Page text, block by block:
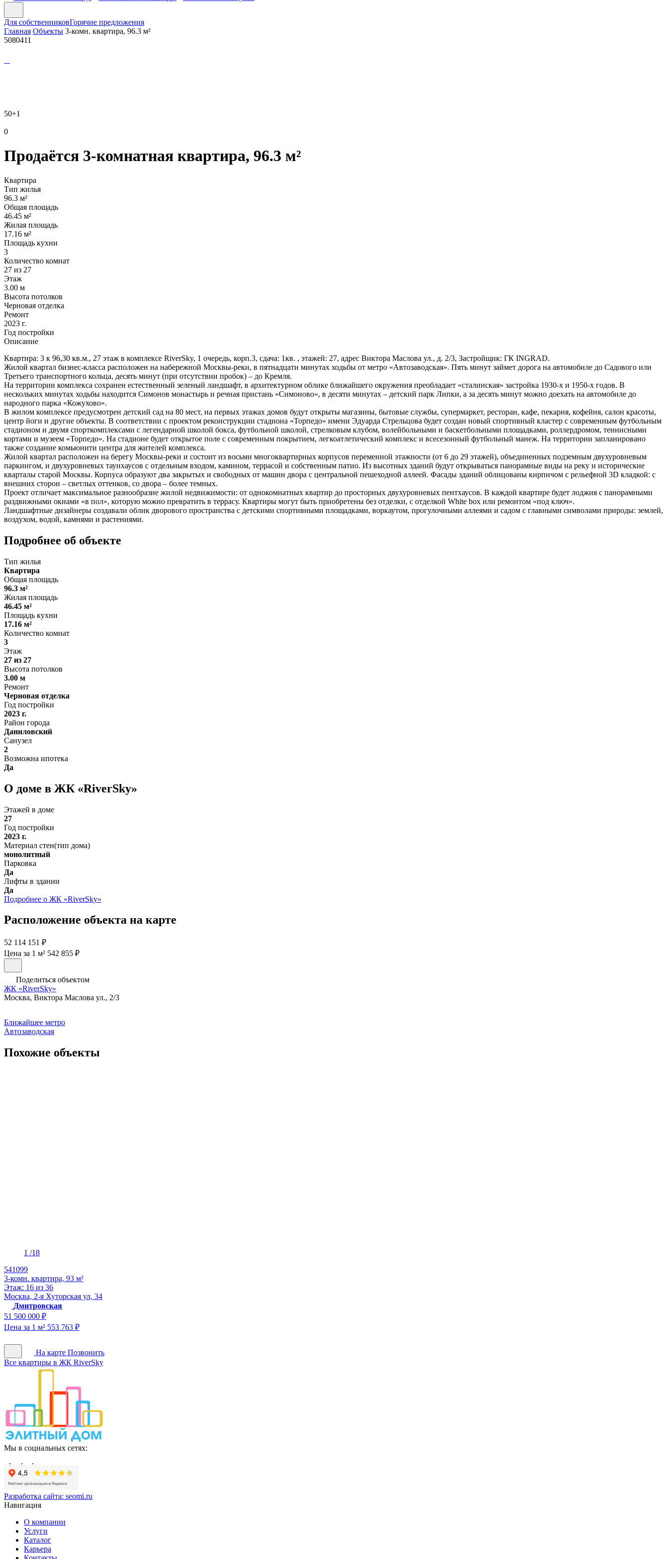
Для собственниковГорячие предложения
Главная Объекты 3-комн. квартира, 96.3 м²
5080411
50+1
0
Продаётся 3-комнатная квартира, 96.3 м²
Квартира
Тип жилья
96.3 м²
Общая площадь
46.45 м²
Жилая площадь
17.16 м²
Площадь кухни
3
Количество комнат
27 из 27
Этаж
3.00 м
Высота потолков
Черновая отделка
Ремонт
2023 г.
Год постройки
Описание
Квартира: 3 к 96,30 кв.м., 27 этаж в комплексе RiverSky, 1 очередь, корп.3, сдача: 1кв. , этажей: 27, адрес Виктора Маслова ул., д. 2/3, Застройщик: ГК INGRAD.
Жилой квартал бизнес-класса расположен на набережной Москвы-реки, в пятнадцати минутах ходьбы от метро «Автозаводская». Пять минут займет дорога на автомобиле до Садового или
Третьего транспортного кольца, десять минут (при отсутствии пробок) – до Кремля.
На территории комплекса сохранен естественный зеленый ландшафт, в архитектурном облике ближайшего окружения преобладает «сталинская» застройка 1930-х и 1950-х годов. В
нескольких минутах ходьбы находится Симонов монастырь и речная пристань «Симоново», в десяти минутах – детский парк Липки, а за десять минут можно доехать на автомобиле до
народного парка «Кожухово».
В жилом комплексе предусмотрен детский сад на 80 мест, на первых этажах домов будут открыты магазины, бытовые службы, супермаркет, ресторан, кафе, пекарня, кофейня, салон красоты,
центр йоги и другие объекты. В соответствии с проектом реконструкции стадиона «Торпедо» имени Эдуарда Стрельцова будет создан новый спортивный кластер с современным футбольным
стадионом и двумя спорткомплексами с легендарной школой бокса, футбольной школой, стрелковым клубом, волейбольными и баскетбольными площадками, роллердромом, теннисными
кортами и музеем «Торпедо». На стадионе будет открытое поле с современным покрытием, легкоатлетический комплекс и всесезонный футбольный манеж. На территории запланировано
также создание комьюнити центра для жителей комплекса.
Жилой квартал расположен на берегу Москвы-реки и состоит из восьми многоквартирных корпусов переменной этажности (от 6 до 29 этажей), объединенных подземным двухуровневым
паркингом, и двухуровневых таунхаусов с отдельным входом, камином, террасой и собственным патио. Из высотных зданий будут открываться панорамные виды на реку и исторические
кварталы старой Москвы. Корпуса образуют два закрытых и свободных от машин двора с центральной пешеходной аллеей. Фасады зданий облицованы кирпичом с рельефной 3D кладкой: с
внешних сторон – светлых оттенков, со двора – более темных.
Проект отличает максимальное разнообразие жилой недвижимости: от однокомнатных квартир до просторных двухуровневых пентхаусов. В каждой квартире будет лоджия с панорамными
раздвижными окнами «в пол», которую можно превратить в террасу. Квартиры могут быть приобретены без отделки, с отделкой White box или ремонтом «под ключ».
Ландшафтные дизайнеры создавали облик дворового пространства с детскими спортивными площадками, воркаутом, прогулочными аллеями и садом с главными символами природы: землей,
воздухом, водой, камнями и растениями.
Подробнее об объекте
Тип жилья
Квартира
Общая площадь
96.3 м²
Жилая площадь
46.45 м²
Площадь кухни
17.16 м²
Количество комнат
3
Этаж
27 из 27
Высота потолков
3.00 м
Ремонт
Черновая отделка
Год постройки
2023 г.
Район города
Даниловский
Санузел
2
Возможна ипотека
Да
О доме в ЖК «RiverSky»
Этажей в доме
27
Год постройки
2023 г.
Материал стен(тип дома)
монолитный
Парковка
Да
Лифты в здании
Да
Подробнее о ЖК «RiverSky»
Расположение объекта на карте
52 114 151 ₽
Цена за 1 м² 542 855 ₽
Поделиться объектом
ЖК «RiverSky»
Москва, Виктора Маслова ул., 2/3
Ближайшее метро
Автозаводская
Похожие объекты
1 /18
541099
3-комн. квартира, 93 м²
Этаж: 16 из 36
Москва, 2-я Хуторская ул, 34
Дмитровская
51 500 000 ₽
Цена за 1 м² 553 763 ₽
На карте Позвонить
Все квартиры в ЖК RiverSky
Мы в социальных сетях:
Разработка сайта: seomi.ru
Навигация
О компании
Услуги
Каталог
Карьера